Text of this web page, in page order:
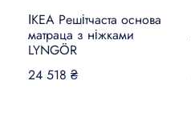
ІКЕА Решітчаста основа
матраца з ніжками
LYNGÖR
24 518 ₴